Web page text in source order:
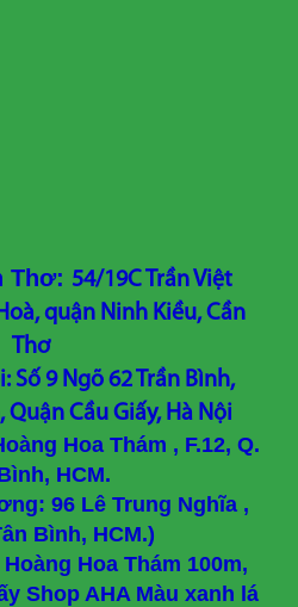
Thơ: 54/19C Trần Việt
quận Ninh Kiều, Cần
Thơ
Số 9 Ngõ 62 Trần Bình,
Quận Cầu Giấy, Hà Nội
Hoa Thám , F.12, Q.
HCM.
96 Lê Trung Nghĩa ,
Bình, HCM.)
Hoa Thám 100m,
Shop AHA Màu xanh lá